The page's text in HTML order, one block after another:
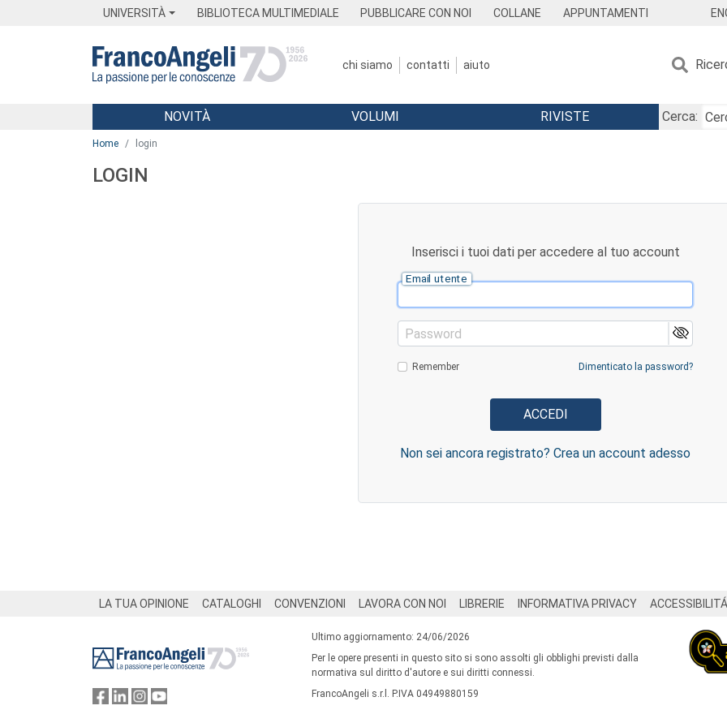
UNIVERSITÀ BIBLIOTECA MULTIMEDIALE PUBBLICARE CON NOI COLLANE APPUNTAMENTI
chi siamo contatti aiuto
Menu
NOVITÀ VOLUMI RIVISTE
Cerca:
Home login
LOGIN
Inserisci i tuoi dati per accedere al tuo account
Email utente
Password
Remember Dimenticato la password?
Non sei ancora registrato? Crea un account adesso
LA TUA OPINIONE CATALOGHI CONVENZIONI LAVORA CON NOI LIBRERIE INFORMATIVA PRIVACY ACCESSIBILITÁ
Ultimo aggiornamento: 24/06/2026
Per le opere presenti in questo sito si sono assolti gli obblighi previsti dalla
normativa sul diritto d'autore e sui diritti connessi.
FrancoAngeli s.r.l. P.IVA 04949880159